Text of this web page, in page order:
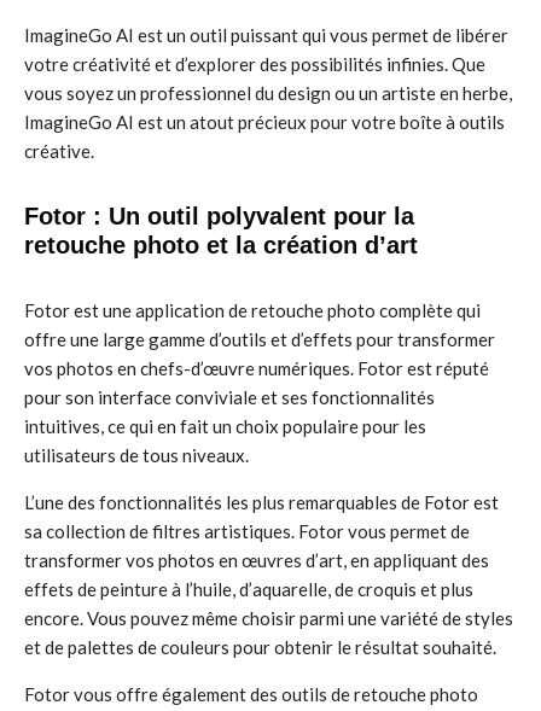
ImagineGo AI est un outil puissant qui vous permet de libérer
votre créativité et d’explorer des possibilités infinies. Que
vous soyez un professionnel du design ou un artiste en herbe,
ImagineGo AI est un atout précieux pour votre boîte à outils
créative.
Fotor : Un outil polyvalent pour la
retouche photo et la création d’art
Fotor est une application de retouche photo complète qui
offre une large gamme d’outils et d’effets pour transformer
vos photos en chefs-d’œuvre numériques. Fotor est réputé
pour son interface conviviale et ses fonctionnalités
intuitives, ce qui en fait un choix populaire pour les
utilisateurs de tous niveaux.
L’une des fonctionnalités les plus remarquables de Fotor est
sa collection de filtres artistiques. Fotor vous permet de
transformer vos photos en œuvres d’art, en appliquant des
effets de peinture à l’huile, d’aquarelle, de croquis et plus
encore. Vous pouvez même choisir parmi une variété de styles
et de palettes de couleurs pour obtenir le résultat souhaité.
Fotor vous offre également des outils de retouche photo